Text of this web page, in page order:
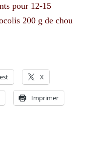
pour 12-15
200 g de chou
X
Imprimer